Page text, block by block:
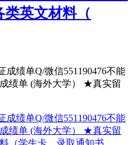
英文材料（
绩单Q/微信551190476不能
绩单 (海外大学） ★真实留